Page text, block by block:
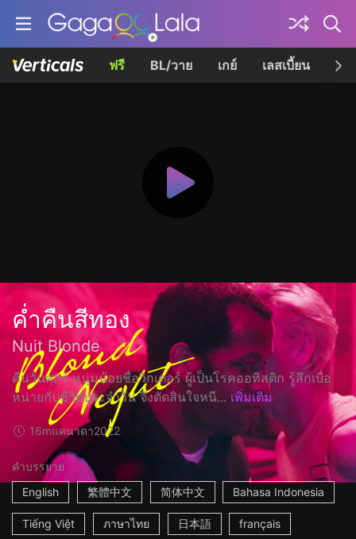
ฟรี BL/วาย เกย์ เลสเบี้ยน เค
ค่ำคืนสีทอง
Nuit Blonde
คืนวันศุกร์ หนุ่มน้อยชื่อวิกเตอร์ ผู้เป็นโรคออทิสติก รู้สึกเบื่อ
หน่ายกับชีวิตประจำวัน จึงตัดสินใจหนี... เพิ่มเติม
16mแคนาดา2022
คำบรรยาย
English
繁體中文 简体中文 Bahasa Indonesia
Tiếng Việt ภาษาไทย 日本語 français